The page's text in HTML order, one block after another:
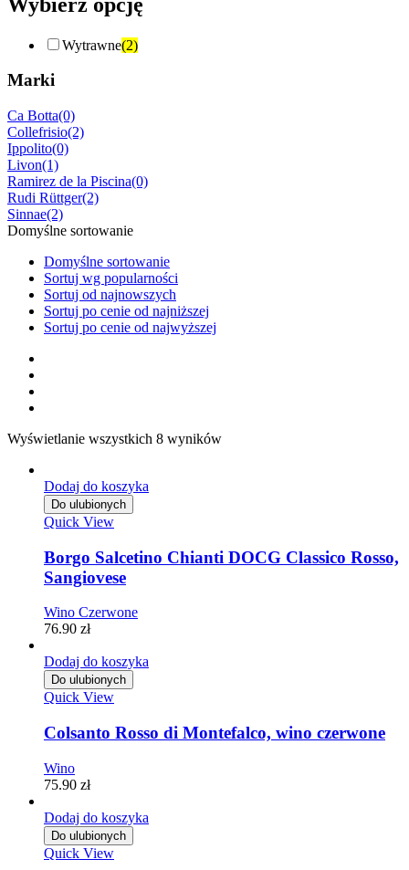
Wytrawne(2)
Marki
Ca Botta(0)
Collefrisio(2)
Ippolito(0)
Livon(1)
Ramirez de la Piscina(0)
Rudi Rüttger(2)
Sinnae(2)
Domyślne sortowanie
Domyślne sortowanie
Sortuj wg popularności
Sortuj od najnowszych
Sortuj po cenie od najniższej
Sortuj po cenie od najwyższej
Wyświetlanie wszystkich 8 wyników
Dodaj do koszyka
Do ulubionych
Quick View
Borgo Salcetino Chianti DOCG Classico Rosso,
Sangiovese
Wino Czerwone
76.90 zł
Dodaj do koszyka
Do ulubionych
Quick View
Colsanto Rosso di Montefalco, wino czerwone
Wino
75.90 zł
Dodaj do koszyka
Do ulubionych
Quick View